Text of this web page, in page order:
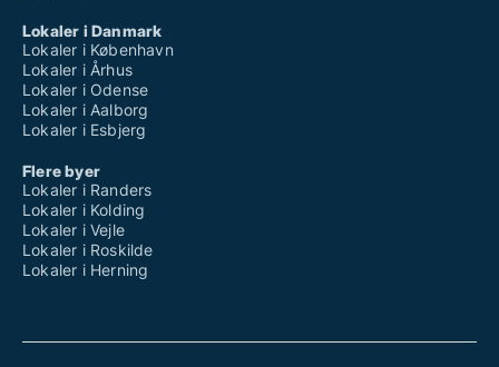
Lokaler i Danmark
Lokaler i København
Lokaler i Århus
Lokaler i Odense
Lokaler i Aalborg
Lokaler i Esbjerg
Flere byer
Lokaler i Randers
Lokaler i Kolding
Lokaler i Vejle
Lokaler i Roskilde
Lokaler i Herning